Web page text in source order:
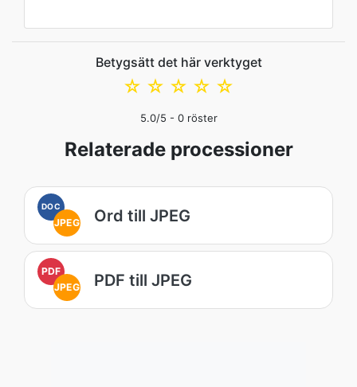
Betygsätt det här verktyget
☆
☆
☆
☆
☆
5.0/5 - 0röster
Relaterade processioner
DOC
JPEG Ord till JPEG
PDF
JPEG
PDF till JPEG